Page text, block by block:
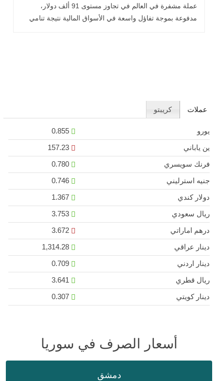
عملة مشفرة في العالم في تجاوز مستوى 91 ألف دولار،
مدفوعة بموجة تفاؤل واسعة في الأسواق المالية نتيجة تنامي
عملات كريبتو
يورو
0.855
ين ياباني
157.23
فرنك سويسري
0.780
جنيه استرليني
0.746
دولار كندي
1.367
ريال سعودي
3.753
درهم اماراتي
3.672
دينار عراقي
1,314.28
دينار اردني
0.709
ريال قطري
دينار كويتي
0.307
أسعار الصرف في سوريا
دمشق